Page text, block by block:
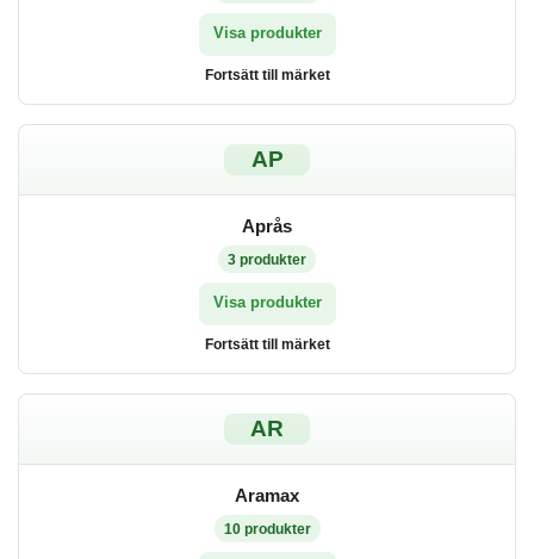
Visa produkter
Fortsätt till märket
AP
Aprås
3 produkter
Visa produkter
Fortsätt till märket
AR
Aramax
10 produkter